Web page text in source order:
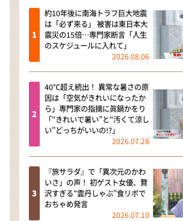
朝だ！生です旅サラダ
教えて！ニュースライブ 正義のミカタ
ＬＩＦＥ～夢のカタチ～
新婚さんいらっしゃい！
ポツンと一軒家
ザキ山小屋本館
ぺこぱのまるスポ
約10年後に南海トラフ巨大地震
は「必ず来る」 被害は東日本大
震災の15倍…専門家断言「人生
のスケジュールに入れて」
2026.08.06
40℃超え続出！ 異常な暑さの原
因は「空気がきれいになったか
ら」専門家の指摘に眞鍋かをり
「“きれいで暑い”と“汚くて涼し
い”どっちがいいの!?」
2026.07.28
『旅サラダ』で「異次元のかわ
いさ」の声！ 初ゲスト女優、贅
沢すぎる“雲丹しゃぶ”食リポで
おちゃめ発言
2026.07.10